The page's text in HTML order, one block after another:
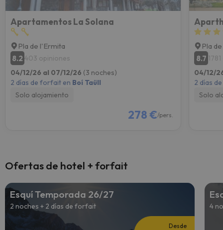
Apartamentos La Solana
Pla de l'Ermita
8.2 403 opiniones
04/12/26 al 07/12/26 (3 noches)
2 días de forfait en Boí Taüll
Solo alojamiento
278 €/pers.
Pla
8.7
04/12/
2 días
Solo
Ofertas de hotel + forfait
Esquí Temporada 26/27
2 noches + 2 días de forfait
Desde
4